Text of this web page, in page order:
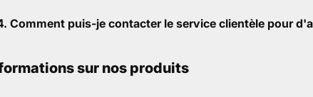
Comment puis-je contacter le service clientèle pour
sur nos produits